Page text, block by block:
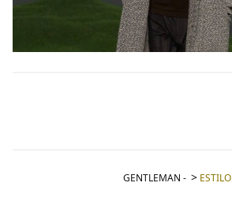
GENTLEMAN - ESTILO